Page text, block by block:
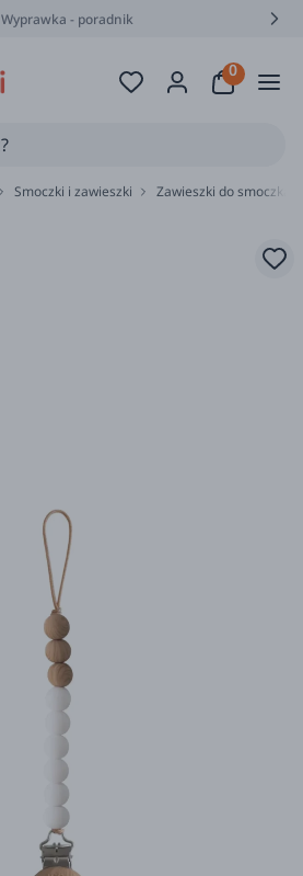
Wyprawka - poradnik
Smoczki i zawieszki Zawieszki do smoczka